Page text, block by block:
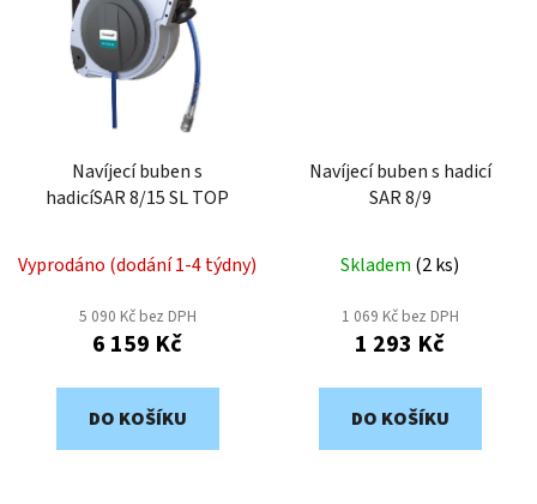
Navíjecí buben s
hadicíSAR 8/15 SL TOP
Vyprodáno (dodání 1-4 týdny)
5 090 Kč bez DPH
6 159 Kč
DO KOŠÍKU
Navíjecí buben s hadicí
SAR 8/9
Skladem (2 ks)
1 069 Kč bez DPH
1 293 Kč
DO KOŠÍKU